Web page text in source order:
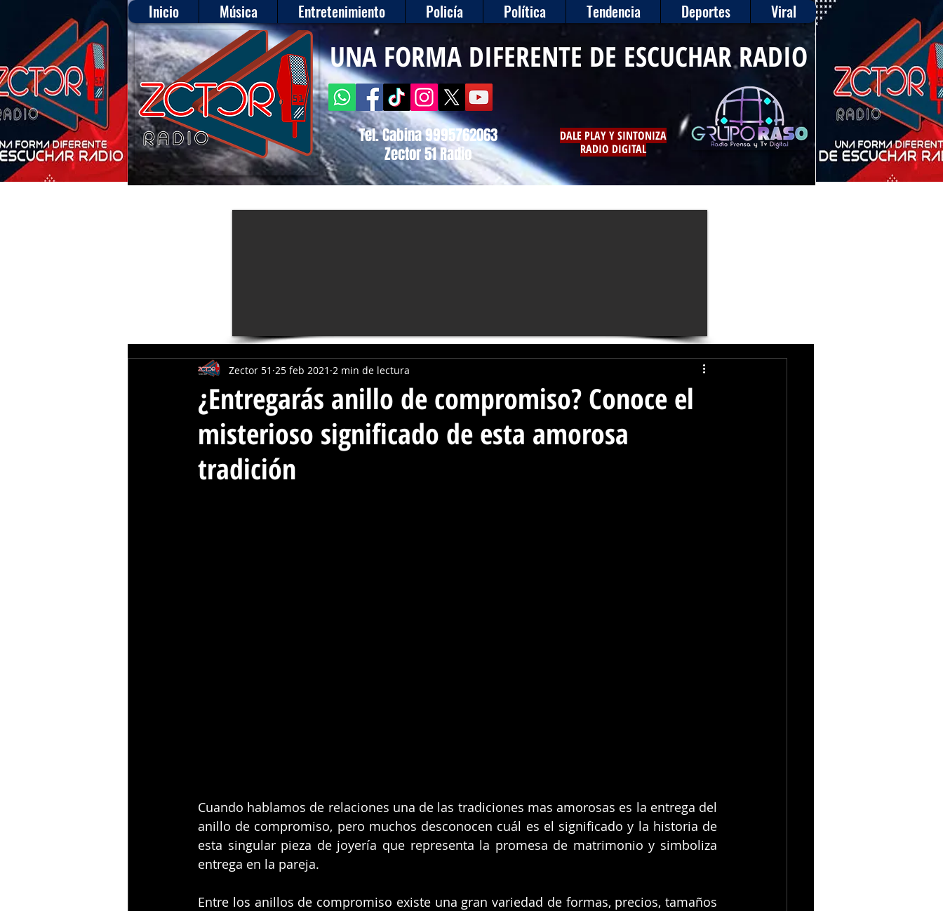
Inicio Música Entretenimiento Policía Política Tendencia Deportes Viral
Tel. Cabina 9995762063
Zector 51 Radio
DALE PLAY Y SINTONIZA
RADIO DIGITAL
UNA FORMA DIFERENTE DE ESCUCHAR RADIO
¿Entregarás anillo de compromiso? Conoce el
misterioso significado de esta amorosa
tradición
Zector 51 25 feb 2021 2 min de lectura
Cuando hablamos de relaciones una de las tradiciones mas amorosas es la entrega del
anillo de compromiso, pero muchos desconocen cuál es el significado y la historia de
esta singular pieza de joyería que representa la promesa de matrimonio y simboliza
entrega en la pareja.
Entre los anillos de compromiso existe una gran variedad de formas, precios, tamaños